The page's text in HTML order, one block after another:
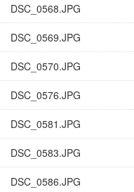
DSC_0568.JPG
DSC_0569.JPG
DSC_0570.JPG
DSC_0576.JPG
DSC_0581.JPG
DSC_0583.JPG
DSC_0586.JPG